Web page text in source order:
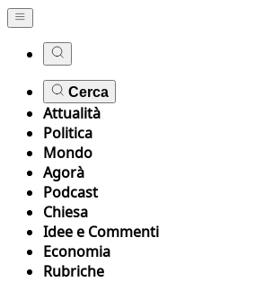
Cerca
Attualità
Politica
Mondo
Agorà
Podcast
Chiesa
Idee e Commenti
Economia
Rubriche